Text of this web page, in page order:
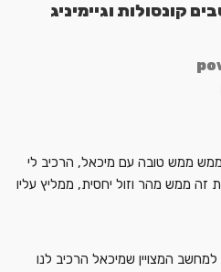
המצויין שמיכאל הרכיב לנו